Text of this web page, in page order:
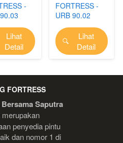
-
Lihat
Detail
FORTRESS -
URB 90.02
`
Lihat
Detail
FORTRESS
Bersama Saputra
merupakan
penyedia pintu
dan nomor 1 di